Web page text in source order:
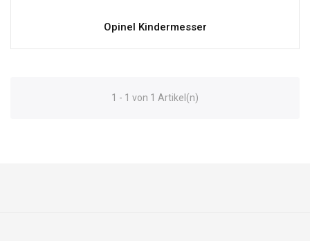
Opinel Kindermesser
1 - 1 von 1 Artikel(n)